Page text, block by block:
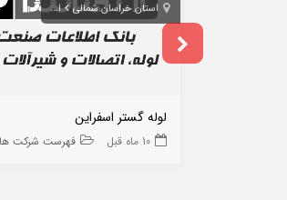
استان خراسان شمالی اسفراین
لوله گستر اسفراین
10 ماه قبل فهرست شرکت ها و